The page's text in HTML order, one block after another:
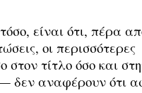
είναι ότι, πέρα
οι περισσότερες
τίτλο όσο και
δεν αναφέρουν ότι